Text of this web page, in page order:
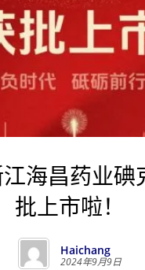
海昌药业碘
批上市啦！
Haichang
2024年9月9日